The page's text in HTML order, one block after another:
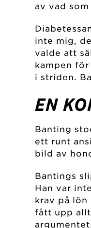
av vad
inte mig,
valde att
kampen
i striden.
EN
Banting
ett runt
bild av
Bantings
Han var
krav på
fått upp